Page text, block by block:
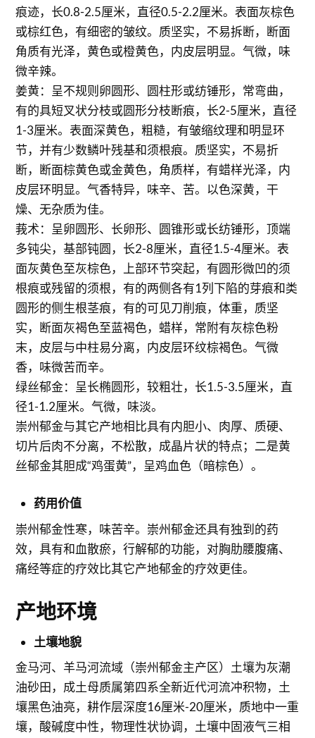
痕迹，长0.8-2.5厘米，直径0.5-2.2厘米。表面灰棕色
或棕红色，有细密的皱纹。质坚实，不易拆断，断面
角质有光泽，黄色或橙黄色，内皮层明显。气微，味
微辛辣。
姜黄：呈不规则卵圆形、圆柱形或纺锤形，常弯曲，
有的具短叉状分枝或圆形分枝断痕，长2-5厘米，直径
1-3厘米。表面深黄色，粗糙，有皱缩纹理和明显环
节，并有少数鳞叶残基和须根痕。质坚实，不易折
断，断面棕黄色或金黄色，角质样，有蜡样光泽，内
皮层环明显。气香特异，味辛、苦。以色深黄，干
燥、无杂质为佳。
莪术：呈卵圆形、长卵形、圆锥形或长纺锤形，顶端
多钝尖，基部钝圆，长2-8厘米，直径1.5-4厘米。表
面灰黄色至灰棕色，上部环节突起，有圆形微凹的须
根痕或残留的须根，有的两侧各有1列下陷的芽痕和类
圆形的侧生根茎痕，有的可见刀削痕，体重，质坚
实，断面灰褐色至蓝褐色，蜡样，常附有灰棕色粉
末，皮层与中柱易分离，内皮层环纹棕褐色。气微
香，味微苦而辛。
绿丝郁金：呈长椭圆形，较粗壮，长1.5-3.5厘米，直
径1-1.2厘米。气微，味淡。
崇州郁金与其它产地相比具有内胆小、肉厚、质硬、
切片后肉不分离，不松散，成晶片状的特点；二是黄
丝郁金其胆成“鸡蛋黄”，呈鸡血色（暗棕色）。
药用价值
崇州郁金性寒，味苦辛。崇州郁金还具有独到的药
效，具有和血散瘀，行解郁的功能，对胸肋腰腹痛、
痛经等症的疗效比其它产地郁金的疗效更佳。
产地环境
土壤地貌
金马河、羊马河流域（崇州郁金主产区）土壤为灰潮
油砂田，成土母质属第四系全新近代河流冲积物，土
壤黑色油亮，耕作层深度16厘米-20厘米，质地中一重
壤，酸碱度中性，物理性状协调，土壤中固液气三相